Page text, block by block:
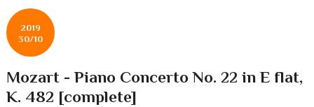
2019
30/10
Mozart - Piano Concerto No. 22 in E flat,
K. 482 [complete]